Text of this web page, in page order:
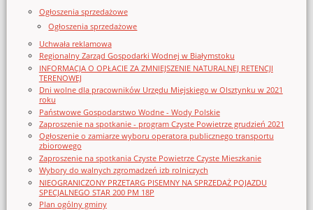
Ogłoszenia sprzedażowe
Ogłoszenia sprzedażowe
Uchwała reklamowa
Regionalny Zarząd Gospodarki Wodnej w Białymstoku
INFORMACJA O OPŁACIE ZA ZMNIEJSZENIE NATURALNEJ RETENCJI
TERENOWEJ
Dni wolne dla pracowników Urzędu Miejskiego w Olsztynku w 2021
roku
Państwowe Gospodarstwo Wodne - Wody Polskie
Zaproszenie na spotkanie - program Czyste Powietrze grudzień 2021
Ogłoszenie o zamiarze wyboru operatora publicznego transportu
zbiorowego
Zaproszenie na spotkania Czyste Powietrze Czyste Mieszkanie
Wybory do walnych zgromadzeń izb rolniczych
NIEOGRANICZONY PRZETARG PISEMNY NA SPRZEDAŻ POJAZDU
SPECJALNEGO STAR 200 PM 18P
Plan ogólny gminy